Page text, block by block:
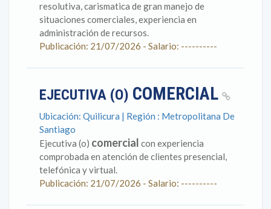
resolutiva, carismatica de gran manejo de
situaciones comerciales, experiencia en
administración de recursos.
Publicación: 21/07/2026 - Salario: ----------
EJECUTIVA (O) COMERCIAL
Ubicación: Quilicura | Región : Metropolitana De
Santiago
Ejecutiva (o) comercial con experiencia
comprobada en atención de clientes presencial,
telefónica y virtual.
Publicación: 21/07/2026 - Salario: ----------